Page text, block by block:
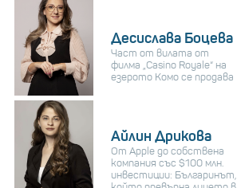
Десислава Боцева
Част от вилата от
филма „Casino Royale“ на
езерото Комо се продава
Айлин Дрикова
От Apple до собствена
компания със $100 млн.
инвестиции: Българинът,